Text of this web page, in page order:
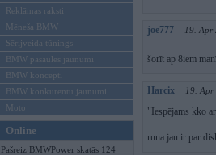
Reklāmas raksti
Mēneša BMW
Sērijveida tūnings
BMW pasaules jaunumi
BMW koncepti
BMW konkurentu jaunumi
Moto
Online
Pašreiz BMWPower skatās 124
joe777 19. Apr
šorīt ap 8iem
Harcix 19.
"Iespējams kko
runa jau ir par